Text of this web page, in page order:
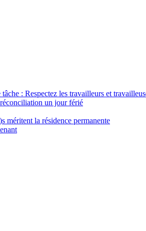
: Respectez les travailleurs et
un jour férié
méritent la résidence permanente